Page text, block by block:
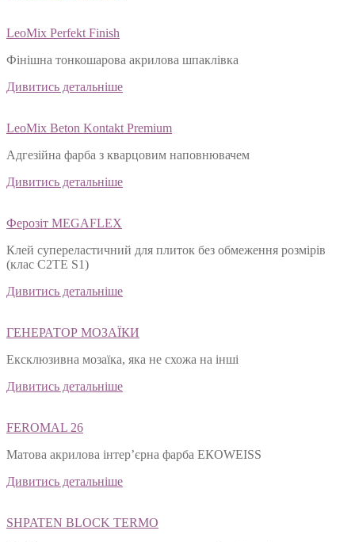
LeoMix Perfekt Finish
Фінішна тонкошарова акрилова шпаклівка
Дивитись детальніше
LeoMix Beton Kontakt Premium
Адгезійна фарба з кварцовим наповнювачем
Дивитись детальніше
Ферозіт MEGAFLEX
Клей супереластичний для плиток без обмеження розмірів
(клас С2ТЕ S1)
Дивитись детальніше
ГЕНЕРАТОР МОЗАЇКИ
Ексклюзивна мозаїка, яка не схожа на інші
Дивитись детальніше
FEROMAL 26
Матова акрилова інтер’єрна фарба ЕКОWEISS
Дивитись детальніше
SHPATEN BLOСK TERMO